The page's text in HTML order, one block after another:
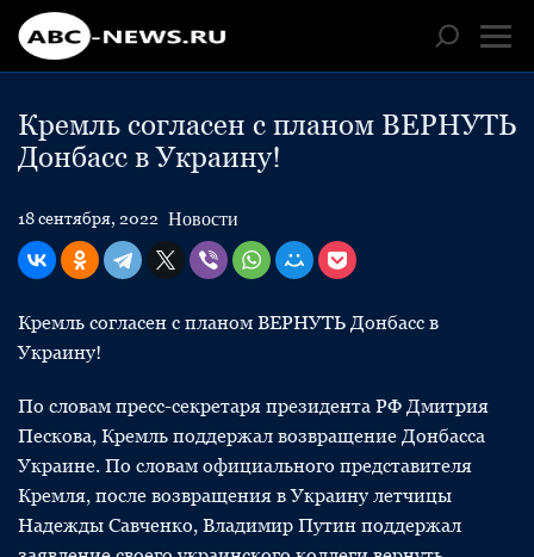
Кремль согласен с планом ВЕРНУТЬ
Донбасс в Украину!
18 сентября, 2022 Новости
Кремль согласен с планом ВЕРНУТЬ Донбасс в
Украину!
По словам пресс-секретаря президента РФ Дмитрия
Пескова, Кремль поддержал возвращение Донбасса
Украине. По словам официального представителя
Кремля, после возвращения в Украину летчицы
Надежды Савченко, Владимир Путин поддержал